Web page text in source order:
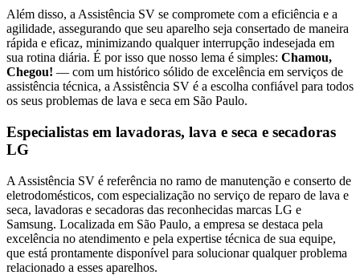
Além disso, a Assistência SV se compromete com a eficiência e a
agilidade, assegurando que seu aparelho seja consertado de maneira
rápida e eficaz, minimizando qualquer interrupção indesejada em
sua rotina diária. É por isso que nosso lema é simples: Chamou,
Chegou! — com um histórico sólido de excelência em serviços de
assistência técnica, a Assistência SV é a escolha confiável para todos
os seus problemas de lava e seca em São Paulo.
Especialistas em lavadoras, lava e seca e secadoras
LG
A Assistência SV é referência no ramo de manutenção e conserto de
eletrodomésticos, com especialização no serviço de reparo de lava e
seca, lavadoras e secadoras das reconhecidas marcas LG e
Samsung. Localizada em São Paulo, a empresa se destaca pela
excelência no atendimento e pela expertise técnica de sua equipe,
que está prontamente disponível para solucionar qualquer problema
relacionado a esses aparelhos.